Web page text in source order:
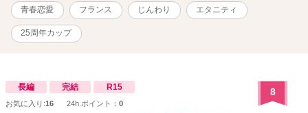
る。そして知る彼女の本当の真実の姿を。 僕はただ彼女、恵美の傍
にいてやる事しか出来ない。でも……僕は三浦恵美を愛したい。 閉
ざされた彼女の心と想いを僕は変えていく。 フランス・ボルドーの
修道院で作られ広まった「カヌレ」そしてその姿は一度は消えた。
ブストリー。 共にその想いは成長していく。大人の恋の姿に…… そ
して僕らは……。
青春恋愛 フランス じんわり エタニティ
25周年カップ
長編 完結 R15
お気に入り:16 24h.ポイント： 0
8